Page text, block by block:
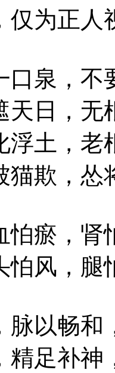
仅为正
泉，不
日，无
土，老
欺，怂
瘀，肾
风，腿
以畅和
足补神